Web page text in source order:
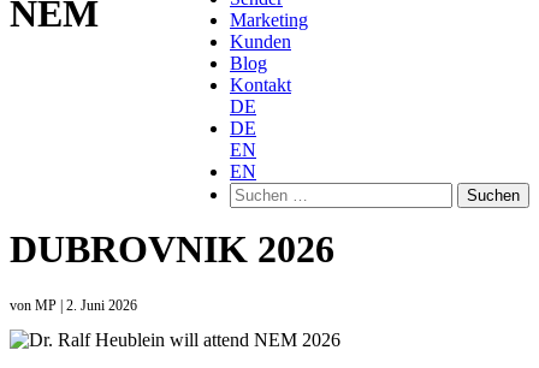
Marketing
Kunden
Blog
Kontakt
DE
DE
EN
EN
Suchen
nach:
NEM
DUBROVNIK 2026
von MP 2. Juni 2026